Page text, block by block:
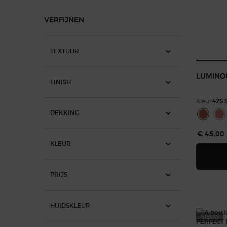
VERFIJNEN
TEXTUUR
FINISH
DEKKING
KLEUR
PRIJS
HUIDSKLEUR
Kleur:42S
Select a colour
Kleur
€ 45,00
NIEUW